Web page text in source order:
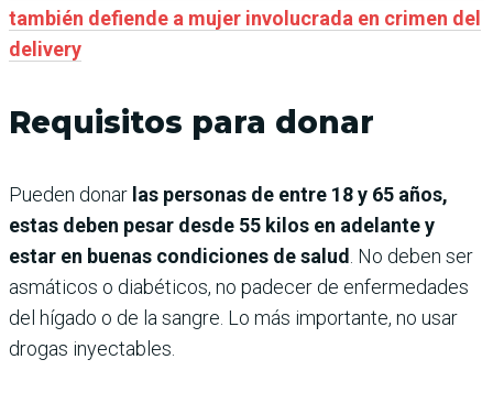
también defiende a mujer involucrada en crimen del
delivery
Requisitos para donar
Pueden donar las personas de entre 18 y 65 años,
estas deben pesar desde 55 kilos en adelante y
estar en buenas condiciones de salud . No deben ser
asmáticos o diabéticos, no padecer de enfermedades
del hígado o de la sangre. Lo más importante, no usar
drogas inyectables.